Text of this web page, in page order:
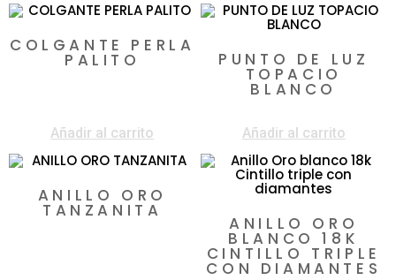
COLGANTE PERLA
PALITO
Añadir al carrito
PUNTO DE LUZ
TOPACIO
BLANCO
Añadir al carrito
ANILLO ORO
TANZANITA
ANILLO ORO
BLANCO 18K
CINTILLO TRIPLE
CON DIAMANTES